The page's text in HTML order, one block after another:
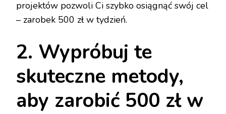
projektów pozwoli Ci szybko osiągnąć swój cel
– zarobek 500 zł w tydzień.
2. Wypróbuj te
skuteczne metody,
aby zarobić 500 zł w